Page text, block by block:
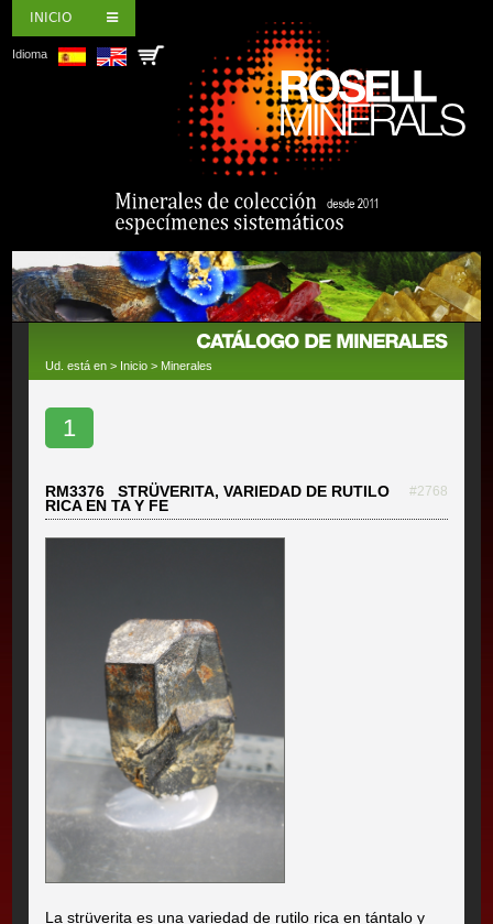
INICIO
Idioma
Ud. está en > Inicio > Minerales
1
RM3376 STRÜVERITA, VARIEDAD DE RUTILO
RICA EN TA Y FE
#2768
La strüverita es una variedad de rutilo rica en tántalo y